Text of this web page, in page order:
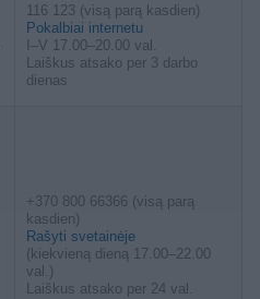
116 123 (visą parą kasdien)
Pokalbiai internetu
I–V 17.00–20.00 val.
Laiškus atsako per 3 darbo
dienas
+370 800 66366 (visą parą
kasdien)
Rašyti svetainėje
(kiekvieną dieną 17.00–22.00
val.)
Laiškus atsako per 24 val.